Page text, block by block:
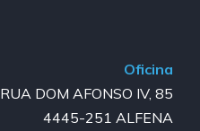
Oficina
RUA DOM AFONSO IV, 85
4445-251 ALFENA